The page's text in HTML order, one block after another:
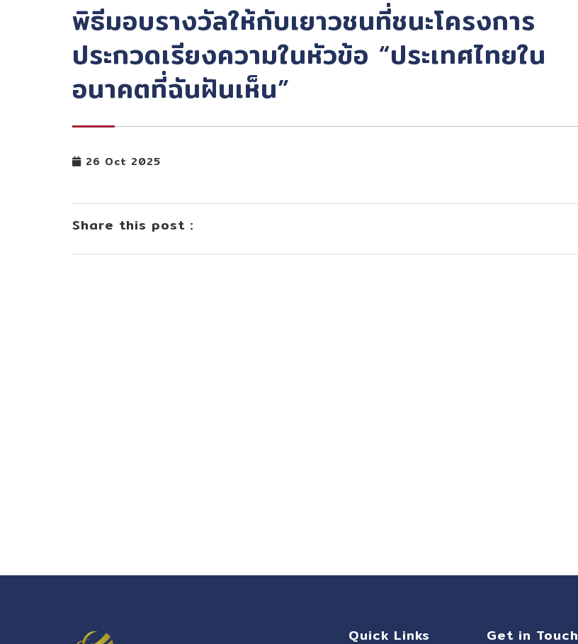
พิธีมอบรางวัลให้กับเยาวชนที่ชนะโครงการ
ประกวดเรียงความในหัวข้อ “ประเทศไทยใน
อนาคตที่ฉันฝันเห็น”
26 Oct 2025
Share this post :
Quick Links Get in Touch